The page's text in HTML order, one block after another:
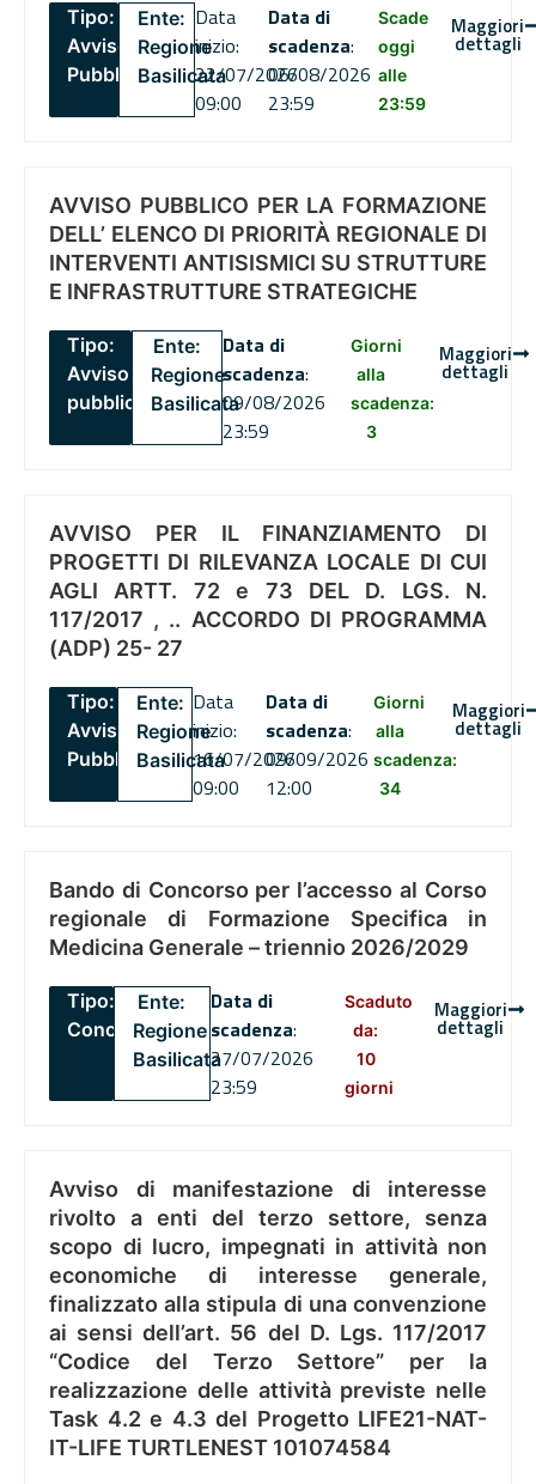
Tipo:
Avviso
Pubblico
Ente:
Regione
Basilicata
Data
inizio:
22/07/2026
09:00
Data di
scadenza:
06/08/2026
23:59
Scade
oggi
alle
23:59
Maggiori
dettagli
AVVISO PUBBLICO PER LA FORMAZIONE
DELL’ ELENCO DI PRIORITÀ REGIONALE DI
INTERVENTI ANTISISMICI SU STRUTTURE
E INFRASTRUTTURE STRATEGICHE
Tipo:
Avviso
pubblico
Ente:
Regione
Basilicata
Data di
scadenza:
09/08/2026
23:59
Giorni
alla
scadenza:
3
Maggiori
dettagli
AVVISO PER IL FINANZIAMENTO DI
PROGETTI DI RILEVANZA LOCALE DI CUI
AGLI ARTT. 72 e 73 DEL D. LGS. N.
117/2017 , .. ACCORDO DI PROGRAMMA
(ADP) 25- 27
Tipo:
Avviso
Pubblico
Ente:
Regione
Basilicata
Data
inizio:
16/07/2026
09:00
Data di
scadenza:
09/09/2026
12:00
Giorni
alla
scadenza:
34
Maggiori
dettagli
Bando di Concorso per l’accesso al Corso
regionale di Formazione Specifica in
Medicina Generale – triennio 2026/2029
Tipo:
Concorsi
Ente:
Regione
Basilicata
Data di
scadenza:
27/07/2026
23:59
Scaduto
da:
10
giorni
Maggiori
dettagli
Avviso di manifestazione di interesse
rivolto a enti del terzo settore, senza
scopo di lucro, impegnati in attività non
economiche di interesse generale,
finalizzato alla stipula di una convenzione
ai sensi dell’art. 56 del D. Lgs. 117/2017
“Codice del Terzo Settore” per la
realizzazione delle attività previste nelle
Task 4.2 e 4.3 del Progetto LIFE21-NAT-
IT-LIFE TURTLENEST 101074584